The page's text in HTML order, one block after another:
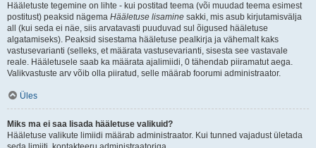
Hääletuste tegemine on lihte - kui postitad teema (või muudad teema esimest
postitust) peaksid nägema Hääletuse lisamine sakki, mis asub kirjutamisvälja
all (kui seda ei näe, siis arvatavasti puuduvad sul õigused hääletuse
algatamiseks). Peaksid sisestama hääletuse pealkirja ja vähemalt kaks
vastusevarianti (selleks, et määrata vastusevarianti, sisesta see vastavale
reale. Hääletusele saab ka määrata ajalimiidi, 0 tähendab piiramatut aega.
Valikvastuste arv võib olla piiratud, selle määrab foorumi administraator.
Üles
Miks ma ei saa lisada hääletuse valikuid?
Hääletuse valikute limiidi määrab administraator. Kui tunned vajadust ületada